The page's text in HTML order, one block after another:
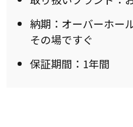
納期：オーバーホー
その場ですぐ
保証期間：1年間